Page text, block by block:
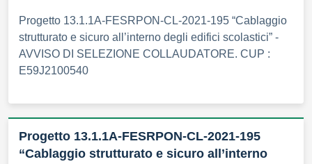
Progetto 13.1.1A-FESRPON-CL-2021-195 “Cablaggio
strutturato e sicuro all’interno degli edifici scolastici” -
AVVISO DI SELEZIONE COLLAUDATORE. CUP :
E59J2100540
Progetto 13.1.1A-FESRPON-CL-2021-195
“Cablaggio strutturato e sicuro all’interno